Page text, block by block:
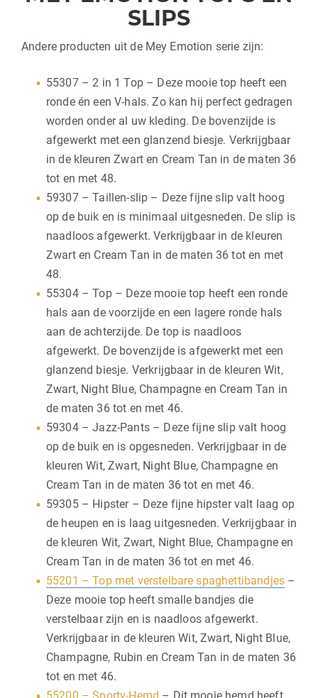
SLIPS
Andere producten uit de Mey Emotion serie zijn:
55307 – 2 in 1 Top – Deze mooie top heeft een
ronde én een V-hals. Zo kan hij perfect gedragen
worden onder al uw kleding. De bovenzijde is
afgewerkt met een glanzend biesje. Verkrijgbaar
in de kleuren Zwart en Cream Tan in de maten 36
tot en met 48.
59307 – Taillen-slip – Deze fijne slip valt hoog
op de buik en is minimaal uitgesneden. De slip is
naadloos afgewerkt. Verkrijgbaar in de kleuren
Zwart en Cream Tan in de maten 36 tot en met
48.
55304 – Top – Deze mooie top heeft een ronde
hals aan de voorzijde en een lagere ronde hals
aan de achterzijde. De top is naadloos
afgewerkt. De bovenzijde is afgewerkt met een
glanzend biesje. Verkrijgbaar in de kleuren Wit,
Zwart, Night Blue, Champagne en Cream Tan in
de maten 36 tot en met 46.
59304 – Jazz-Pants – Deze fijne slip valt hoog
op de buik en is opgesneden. Verkrijgbaar in de
kleuren Wit, Zwart, Night Blue, Champagne en
Cream Tan in de maten 36 tot en met 46.
59305 – Hipster – Deze fijne hipster valt laag op
de heupen en is laag uitgesneden. Verkrijgbaar in
de kleuren Wit, Zwart, Night Blue, Champagne en
Cream Tan in de maten 36 tot en met 46.
55201 – Top met verstelbare spaghettibandjes –
Deze mooie top heeft smalle bandjes die
verstelbaar zijn en is naadloos afgewerkt.
Verkrijgbaar in de kleuren Wit, Zwart, Night Blue,
Champagne, Rubin en Cream Tan in de maten 36
tot en met 46.
55200 – Sporty-Hemd – Dit mooie hemd heeft